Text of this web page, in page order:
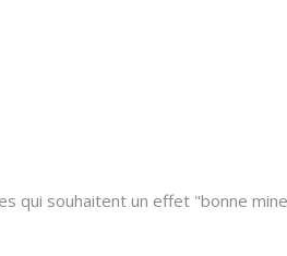
qui souhaitent un effet "bonne